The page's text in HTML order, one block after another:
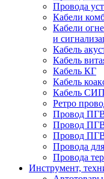
Провода
Кабели
Кабели
и
Кабель
Кабель
Кабель КГ
Кабель
Кабель
Ретро
Провод
Провод
Провод
Провода
Провода
Инструмент,